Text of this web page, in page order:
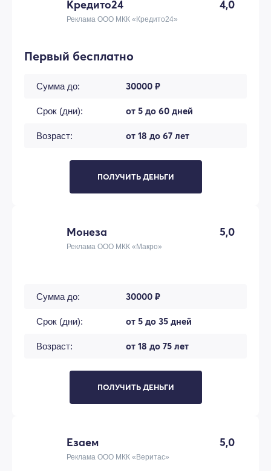
Кредито24 4,0
Реклама ООО МКК «Кредито24»
Первый бесплатно
Сумма до: 30000 ₽
Срок (дни): от 5 до 60 дней
Возраст: от 18 до 67 лет
ПОЛУЧИТЬ ДЕНЬГИ
Монеза 5,0
Реклама ООО МКК «Макро»
Сумма до: 30000 ₽
Срок (дни): от 5 до 35 дней
Возраст: от 18 до 75 лет
ПОЛУЧИТЬ ДЕНЬГИ
Езаем 5,0
Реклама ООО МКК «Веритас»